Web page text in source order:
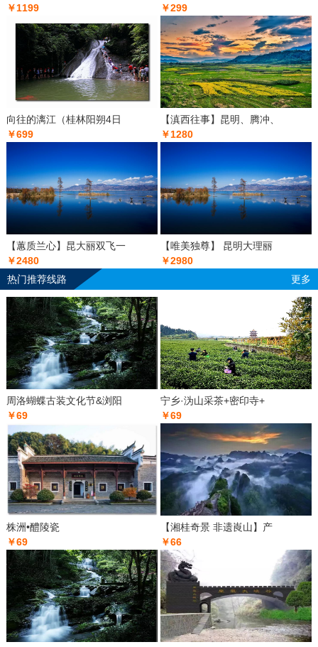
￥1199
￥299
向往的漓江（桂林阳朔4日
￥699
【滇西往事】昆明、腾冲、
￥1280
【蕙质兰心】昆大丽双飞一
￥2480
【唯美独尊】 昆明大理丽
￥2980
热门推荐线路
更多
周洛蝴蝶古装文化节&浏阳
￥69
宁乡·沩山采茶+密印寺+
￥69
株洲•醴陵瓷
￥69
【湘桂奇景 非遗崀山】产
￥66